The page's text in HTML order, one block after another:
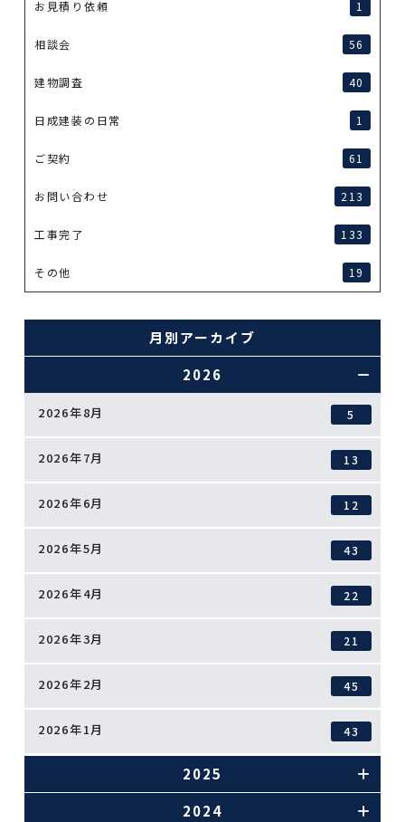
お見積り依頼 1
相談会 56
建物調査 40
日成建装の日常 1
ご契約 61
お問い合わせ 213
工事完了 133
その他 19
月別アーカイブ
2026
2026年8月 5
2026年7月 13
2026年6月 12
2026年5月 43
2026年4月 22
2026年3月 21
2026年2月 45
2026年1月 43
2025
2024